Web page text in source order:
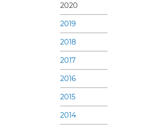
2020
2019
2018
2017
2016
2015
2014